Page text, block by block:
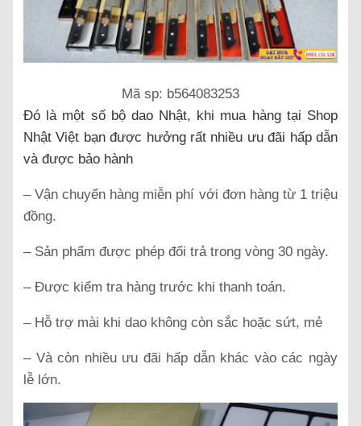
Mã sp: b564083253
Đó là một số bộ dao Nhật, khi mua hàng tại Shop
Nhật Việt bạn được hưởng rất nhiều ưu đãi hấp dẫn
và được bảo hành
– Vận chuyển hàng miễn phí với đơn hàng từ 1 triệu
đồng.
– Sản phẩm được phép đổi trả trong vòng 30 ngày.
– Được kiểm tra hàng trước khi thanh toán.
– Hỗ trợ mài khi dao không còn sắc hoặc sứt, mẻ
– Và còn nhiều ưu đãi hấp dẫn khác vào các ngày
lễ lớn.